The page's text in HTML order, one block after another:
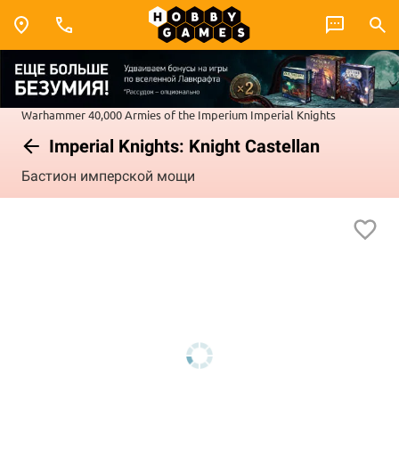
Warhammer 40,000Armies of the Imperium Imperial Knights
Imperial Knights: Knight Castellan
Бастион имперской мощи